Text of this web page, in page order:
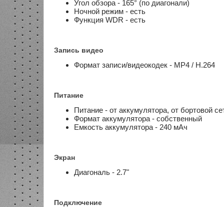
Угол обзора - 165° (по диагонали)
Ночной режим - есть
Функция WDR - есть
Запись видео
Формат записи/видеокодек - MP4 / H.264
Питание
Питание - от аккумулятора, от бортовой
Формат аккумулятора - собственный
Емкость аккумулятора - 240 мАч
Экран
Диагональ - 2.7"
Подключение